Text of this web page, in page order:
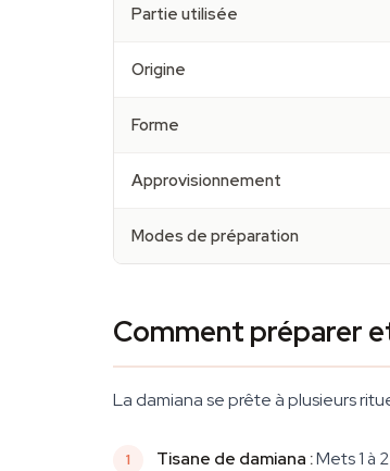
Partie utilisée
Origine
Forme
Approvisionnement
Modes de préparation
Comment préparer
La damiana se prête à plusieurs
Tisane de damiana :Mets 1 à